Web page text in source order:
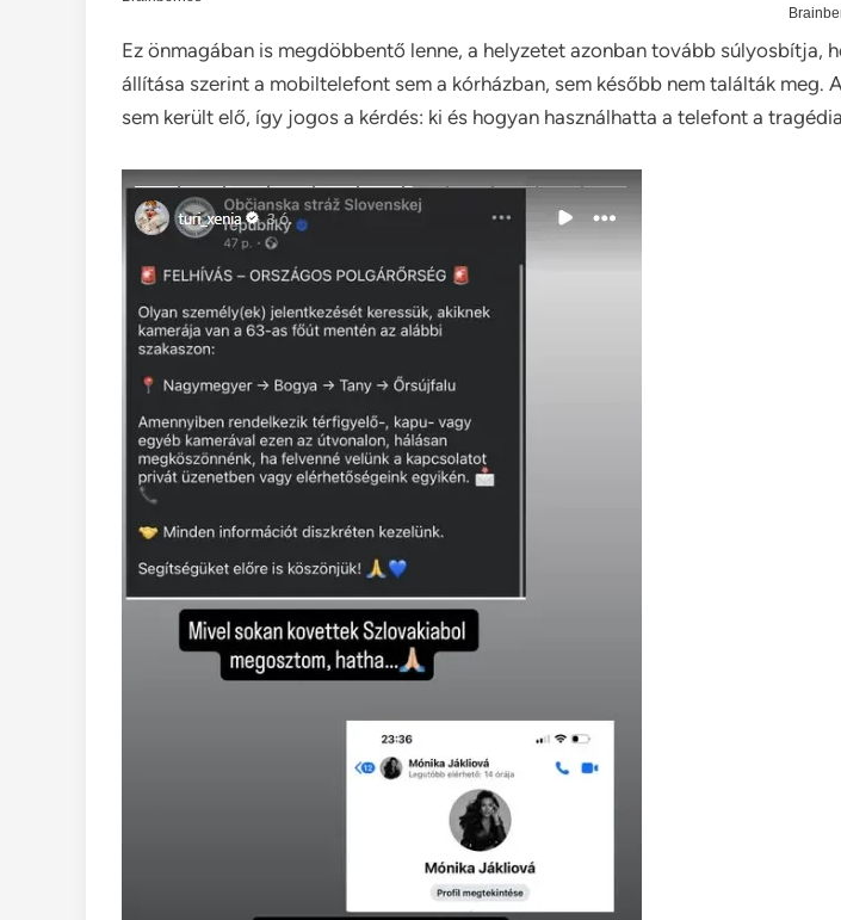
Ez önmagában is megdöbbentő lenne, a helyzetet azonban tovább súlyosbítja,
állítása szerint a mobiltelefont sem a kórházban, sem később nem találták meg.
sem került elő, így jogos a kérdés: ki és hogyan használhatta a telefont a